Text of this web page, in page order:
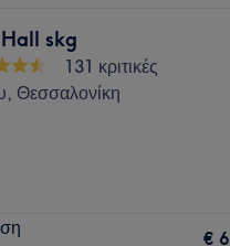
και προσφέρει μια
skg
131 κριτικές
Θεσσαλονίκη
€ 6